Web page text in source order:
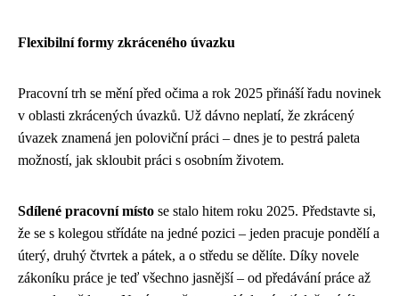
Flexibilní formy zkráceného úvazku
Pracovní trh se mění před očima a rok 2025 přináší řadu novinek
v oblasti zkrácených úvazků. Už dávno neplatí, že zkrácený
úvazek znamená jen poloviční práci – dnes je to pestrá paleta
možností, jak skloubit práci s osobním životem.
Sdílené pracovní místo se stalo hitem roku 2025. Představte si,
že se s kolegou střídáte na jedné pozici – jeden pracuje pondělí a
úterý, druhý čtvrtek a pátek, a o středu se dělíte. Díky novele
zákoníku práce je teď všechno jasnější – od předávání práce až